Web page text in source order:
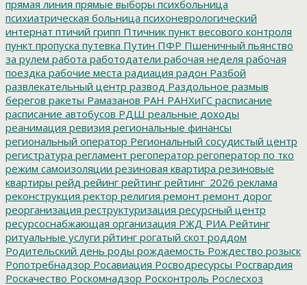
прямая линия прямые выборы психбольница
психиатрическая больница психоневрологический
интернат птичий грипп Птичник пункт весового контроля
пункт пропуска путевка Путин ПФР Пшеничный пьянство
за рулем работа работодатели рабочая неделя рабочая
поездка рабочие места радиация радон Разбой
развлекательный центр развод Раздольное размыв
берегов ракеты Рамазанов РАН РАНХиГС расписание
расписание автобусов РДШ реальные доходы
реанимация ревизия региональные финансы
региональный оператор Региональный сосудистый центр
регистратура регламент регоператор регоператор по тко
режим самоизоляции резиновая квартира резиновые
квартиры рейд рейинг рейтинг рейтинг_2026 реклама
реконструкция ректор религия ремонт ремонт дорог
реорганизация реструктуризация ресурсный центр
ресурсоснабжающая организация РЖД РИА Рейтинг
ритуальные услуги рйтинг рогатый скот роддом
Родительский день роды рождаемость Рождество розыск
Ропотребнадзор Росавиация Росводресурсы Росгвардия
Роскачество Роскомнадзор Росконтроль Рослесхоз